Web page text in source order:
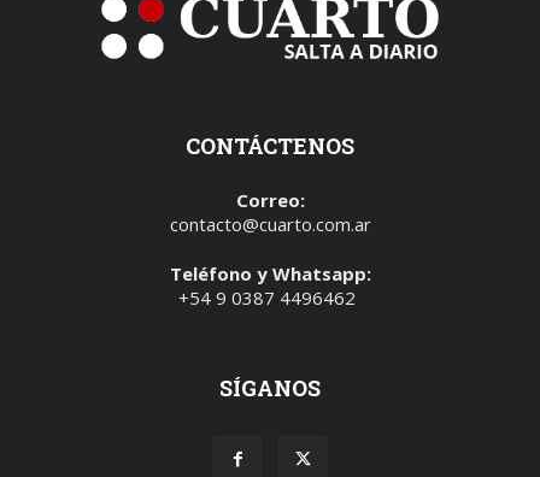
CONTÁCTENOS
Correo:
contacto@cuarto.com.ar
Teléfono y Whatsapp:
+54 9 0387 4496462
SÍGANOS